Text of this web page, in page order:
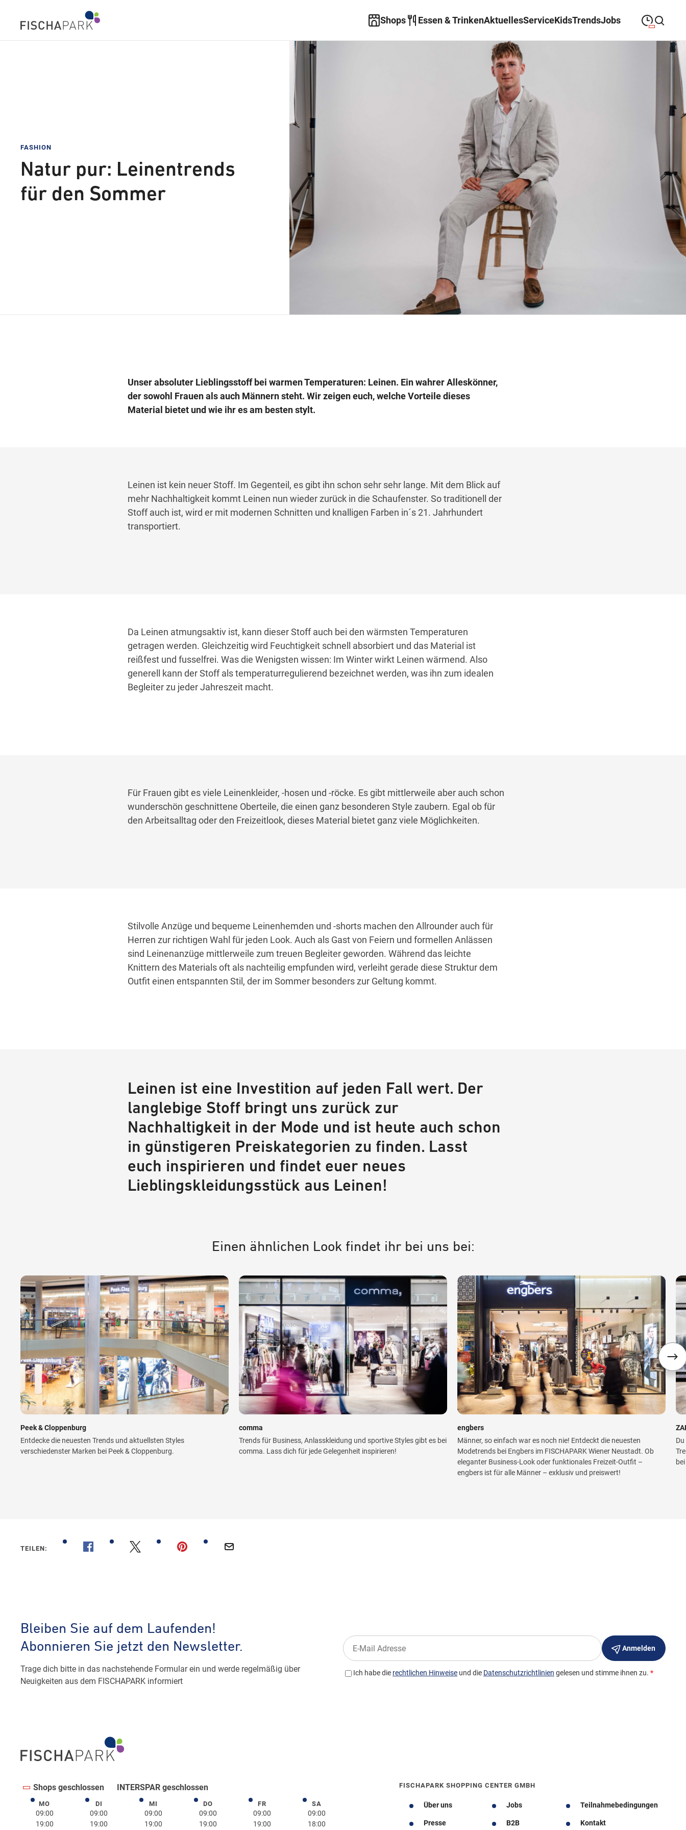
Shops Essen & TrinkenAktuellesServiceKidsTrendsJobs
Suche schließen
Donnerstag
DONNERSTAG 19:00
Freitag
FREITAG 19:00
Samstag
18:00
FASHION
Natur pur: Leinentrends
für den Sommer
Unser absoluter Lieblingsstoff bei warmen Temperaturen: Leinen. Ein wahrer Alleskönner,
der sowohl Frauen als auch Männern steht. Wir zeigen euch, welche Vorteile dieses
Material bietet und wie ihr es am besten stylt.
Leinen ist kein neuer Stoff. Im Gegenteil, es gibt ihn schon sehr sehr lange. Mit dem Blick auf
mehr Nachhaltigkeit kommt Leinen nun wieder zurück in die Schaufenster. So traditionell der
Stoff auch ist, wird er mit modernen Schnitten und knalligen Farben in´s 21. Jahrhundert
transportiert.
Da Leinen atmungsaktiv ist, kann dieser Stoff auch bei den wärmsten Temperaturen
getragen werden. Gleichzeitig wird Feuchtigkeit schnell absorbiert und das Material ist
reißfest und fusselfrei. Was die Wenigsten wissen: Im Winter wirkt Leinen wärmend. Also
generell kann der Stoff als temperaturregulierend bezeichnet werden, was ihn zum idealen
Begleiter zu jeder Jahreszeit macht.
Für Frauen gibt es viele Leinenkleider, -hosen und -röcke. Es gibt mittlerweile aber auch schon
wunderschön geschnittene Oberteile, die einen ganz besonderen Style zaubern. Egal ob für
den Arbeitsalltag oder den Freizeitlook, dieses Material bietet ganz viele Möglichkeiten.
Stilvolle Anzüge und bequeme Leinenhemden und -shorts machen den Allrounder auch für
Herren zur richtigen Wahl für jeden Look. Auch als Gast von Feiern und formellen Anlässen
sind Leinenanzüge mittlerweile zum treuen Begleiter geworden. Während das leichte
Knittern des Materials oft als nachteilig empfunden wird, verleiht gerade diese Struktur dem
Outfit einen entspannten Stil, der im Sommer besonders zur Geltung kommt.
Leinen ist eine Investition auf jeden Fall wert. Der
langlebige Stoff bringt uns zurück zur
Nachhaltigkeit in der Mode und ist heute auch schon
in günstigeren Preiskategorien zu finden. Lasst
euch inspirieren und findet euer neues
Lieblingskleidungsstück aus Leinen!
Einen ähnlichen Look findet ihr bei uns bei:
Peek & Cloppenburg
Entdecke die neuesten Trends und aktuellsten Styles
verschiedenster Marken bei Peek & Cloppenburg.
comma
Trends für Business, Anlasskleidung und sportive Styles gibt es bei
comma. Lass dich für jede Gelegenheit inspirieren!
engbers
Männer, so einfach war es noch nie! Entdeckt die neuesten
Modetrends bei Engbers im FISCHAPARK Wiener Neustadt. Ob
eleganter Business-Look oder funktionales Freizeit-Outfit –
engbers ist für alle Männer – exklusiv und preiswert!
TEILEN:
Shops geschlossen INTERSPAR geschlossen
MOMontag
09:00
19:00
DIDienstag
09:00
19:00
MIMittwoch
09:00
19:00
DODonnerstag
09:00
19:00
FRFreitag
09:00
19:00
SASamstag
09:00
18:00
FISCHAPARK SHOPPING CENTER GMBH
Über uns Jobs Teilnahmebedingungen
Presse B2B Kontakt